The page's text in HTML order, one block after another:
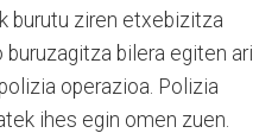
burutu ziren etxebizitza
bilera egiten ari
operazioa. Polizia
ihes egin omen zuen.